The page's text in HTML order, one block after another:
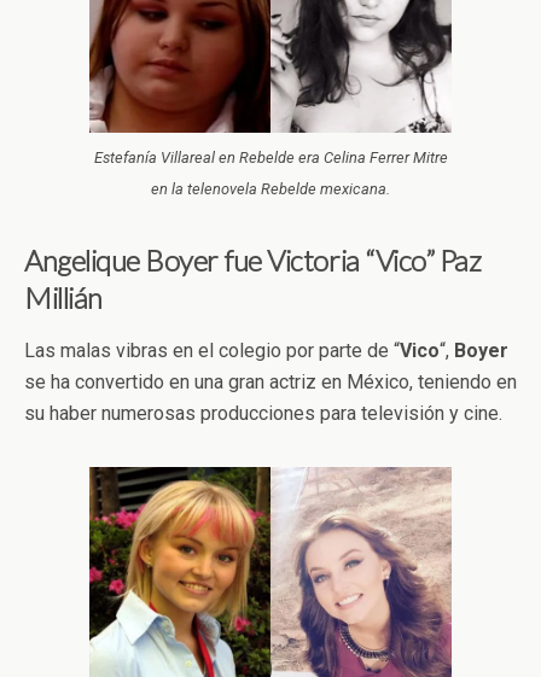
Estefanía Villareal en Rebelde era Celina Ferrer Mitre
en la telenovela Rebelde mexicana.
Angelique Boyer fue Victoria “Vico” Paz
Millián
Las malas vibras en el colegio por parte de “Vico“, Boyer
se ha convertido en una gran actriz en México, teniendo en
su haber numerosas producciones para televisión y cine.